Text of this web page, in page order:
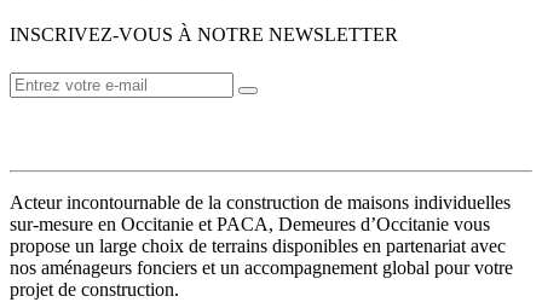
INSCRIVEZ-VOUS À NOTRE NEWSLETTER
Acteur incontournable de la construction de maisons individuelles
sur-mesure en Occitanie et PACA, Demeures d’Occitanie vous
propose un large choix de terrains disponibles en partenariat avec
nos aménageurs fonciers et un accompagnement global pour votre
projet de construction.